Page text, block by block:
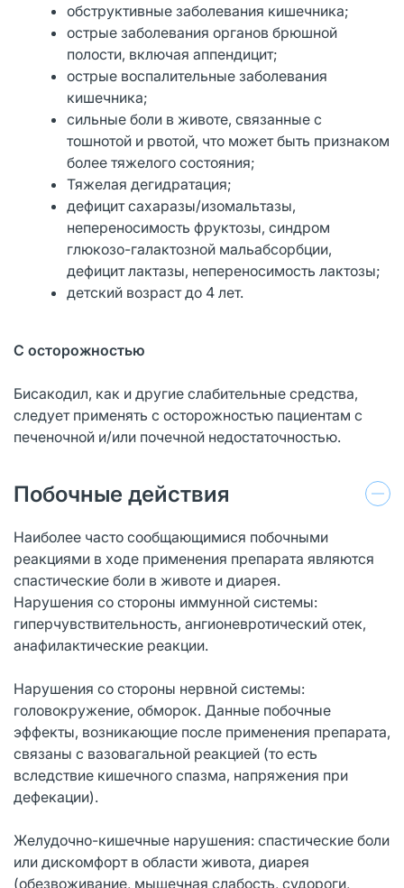
обструктивные заболевания кишечника;
острые заболевания органов брюшной
полости, включая аппендицит;
острые воспалительные заболевания
кишечника;
сильные боли в животе, связанные с
тошнотой и рвотой, что может быть признаком
более тяжелого состояния;
Тяжелая дегидратация;
дефицит сахаразы/изомальтазы,
непереносимость фруктозы, синдром
глюкозо-галактозной мальабсорбции,
дефицит лактазы, непереносимость лактозы;
детский возраст до 4 лет.
С осторожностью
Бисакодил, как и другие слабительные средства,
следует применять с осторожностью пациентам с
печеночной и/или почечной недостаточностью.
Побочные действия
Наиболее часто сообщающимися побочными
реакциями в ходе применения препарата являются
спастические боли в животе и диарея.
Нарушения со стороны иммунной системы:
гиперчувствительность, ангионевротический отек,
анафилактические реакции.
Нарушения со стороны нервной системы:
головокружение, обморок. Данные побочные
эффекты, возникающие после применения препарата,
связаны с вазовагальной реакцией (то есть
вследствие кишечного спазма, напряжения при
дефекации).
Желудочно-кишечные нарушения: спастические боли
или дискомфорт в области живота, диарея
(обезвоживание, мышечная слабость, судороги,